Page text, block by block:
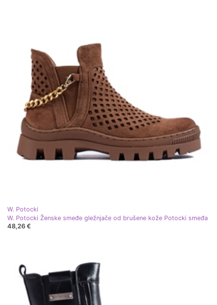
W. Potocki
W. Potocki Ženske smeđe gležnjače od brušene kože Potocki smeđa
48,26 €